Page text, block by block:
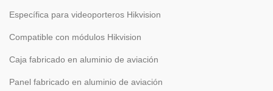
Específica para videoporteros Hikvision
Compatible con módulos Hikvision
Caja fabricado en aluminio de aviación
Panel fabricado en aluminio de aviación